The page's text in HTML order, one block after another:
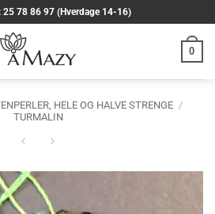
78 86 97 (Hverdage 14-16)
0
HELE OG HALVE STRENGE /
TURMALIN